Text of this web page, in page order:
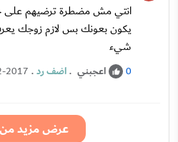
انتي مش مضطرة ترضيهم على
يكون بعونك بس لازم زوجك
شيء
0 اعجبني .اضف رد.
2017
عرض مزيد من